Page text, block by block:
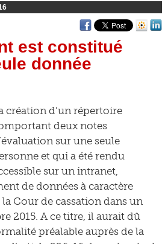
est constitué
donnée
création d’un répertoire
deux notes
sur une seule
et qui a été rendu
sur un intranet,
de données à caractère
Cour de cassation dans un
2015. A ce titre, il aurait dû
préalable auprès de la